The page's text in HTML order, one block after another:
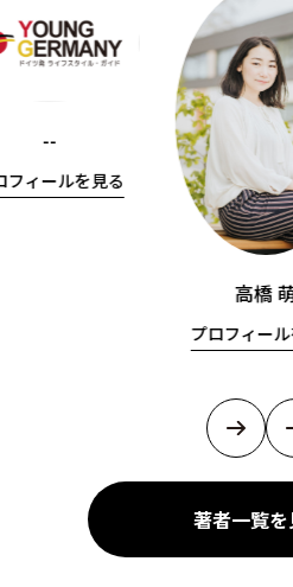
--
フィールを見る
高橋
プロフィー
著者一覧を